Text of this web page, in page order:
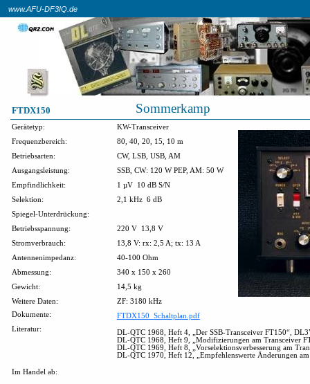
FTDX150 Sommerkamp
www.AFU-DF3IQ.de
Gerätetyp:
KW-Transceiver
Frequenzbereich:
80, 40, 20, 15, 10 m
Betriebsarten:
CW, LSB, USB, AM
Ausgangsleistung:
SSB, CW: 120 W PEP, AM: 50 W
Empfindlichkeit:
1 µV
10 dB S/N
Selektion:
2,1 kHz 6 dB
Spiegel-Unterdrückung:
Betriebsspannung:
220 V
13,8 V
Stromverbrauch:
13,8 V: rx: 2,5 A; tx: 13 A
Antennenimpedanz:
40-100 Ohm
Abmessung:
340 x 150 x 260
Gewicht:
14,5 kg
Weitere Daten:
ZF: 3180 kHz
Dokumente:
FTDX150_Schaltplan.pdf
Literatur:
DL-QTC 1968, Heft 4, „Der SSB-Transceiver FT150“,
DL-QTC 1968, Heft 9, „Modifizierungen am Transceiver
DL-QTC 1969, Heft 8, „Vorselektionsverbesserung am
DL-QTC 1970, Heft 12, „Empfehlenswerte Änderungen
Im Handel ab: